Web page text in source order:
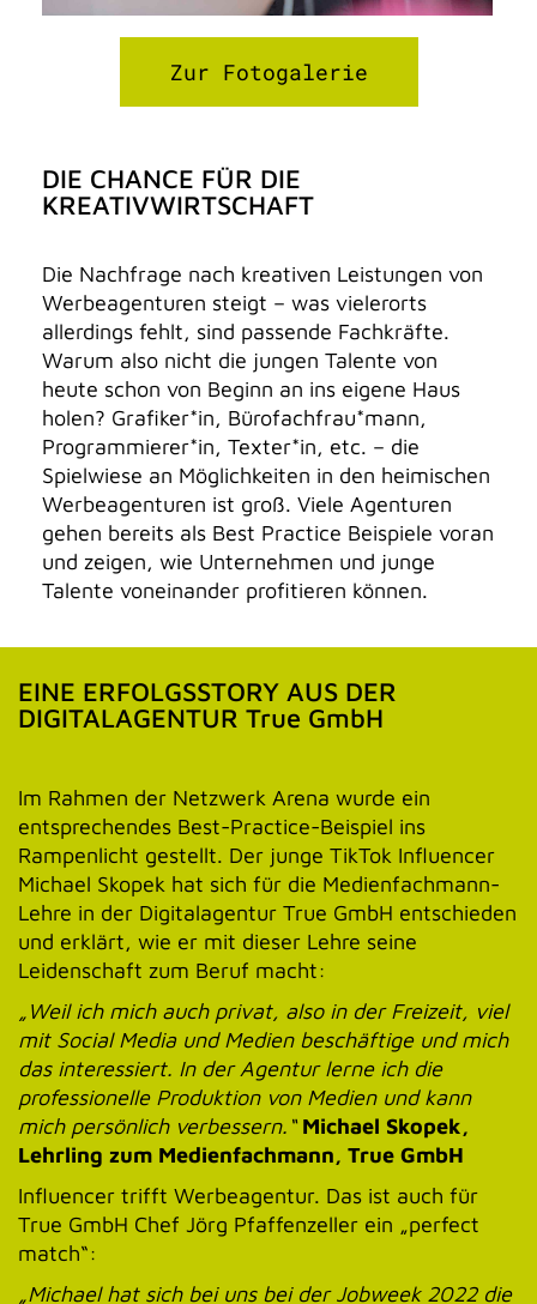
Zur Fotogalerie
DIE CHANCE FÜR DIE
KREATIVWIRTSCHAFT
Die Nachfrage nach kreativen Leistungen von
Werbeagenturen steigt – was vielerorts
allerdings fehlt, sind passende Fachkräfte.
Warum also nicht die jungen Talente von
heute schon von Beginn an ins eigene Haus
holen? Grafiker*in, Bürofachfrau*mann,
Programmierer*in, Texter*in, etc. – die
Spielwiese an Möglichkeiten in den heimischen
Werbeagenturen ist groß. Viele Agenturen
gehen bereits als Best Practice Beispiele voran
und zeigen, wie Unternehmen und junge
Talente voneinander profitieren können.
EINE ERFOLGSSTORY AUS DER
DIGITALAGENTUR True GmbH
Im Rahmen der Netzwerk Arena wurde ein
entsprechendes Best-Practice-Beispiel ins
Rampenlicht gestellt. Der junge TikTok Influencer
Michael Skopek hat sich für die Medienfachmann-
Lehre in der Digitalagentur True GmbH entschieden
und erklärt, wie er mit dieser Lehre seine
Leidenschaft zum Beruf macht:
„Weil ich mich auch privat, also in der Freizeit, viel
mit Social Media und Medien beschäftige und mich
das interessiert. In der Agentur lerne ich die
professionelle Produktion von Medien und kann
mich persönlich verbessern.“ Michael Skopek,
Lehrling zum Medienfachmann, True GmbH
Influencer trifft Werbeagentur. Das ist auch für
True GmbH Chef Jörg Pfaffenzeller ein „perfect
match“:
„Michael hat sich bei uns bei der Jobweek 2022 die